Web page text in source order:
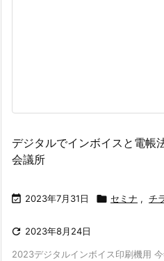
デジタルでインボイスと電帳
会議所
 2023年7月31日  セミナ , チ
 2023年8月24日
2023デジタルインボイス印刷機用